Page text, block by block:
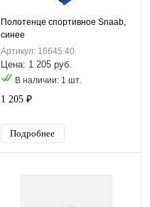
Полотенце спортивное Snaab,
синее
Артикул: 16645.40
Цена: 1 205 руб.
В наличии: 1 шт.
1 205 ₽
Подробнее